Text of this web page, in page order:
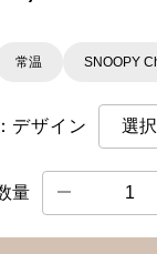
常温 SNOOPY
：デザイン
量